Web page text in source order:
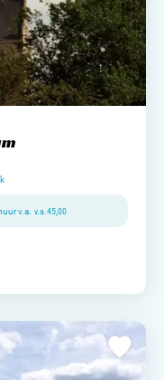
v.a. v.a. 45,00